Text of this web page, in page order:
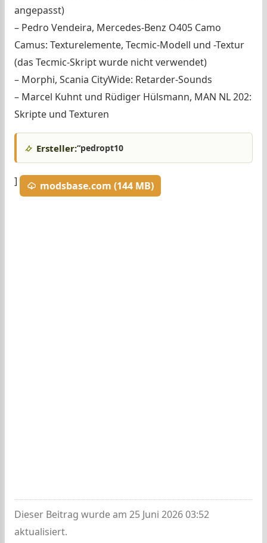
angepasst)
– Pedro Vendeira, Mercedes-Benz O405 Camo
Camus: Texturelemente, Tecmic-Modell und -Textur
(das Tecmic-Skript wurde nicht verwendet)
– Morphi, Scania CityWide: Retarder-Sounds
– Marcel Kuhnt und Rüdiger Hülsmann, MAN NL 202:
Skripte und Texturen
Ersteller:“pedropt10
] modsbase.com (144 MB)
Dieser Beitrag wurde am 25 Juni 2026 03:52
aktualisiert.